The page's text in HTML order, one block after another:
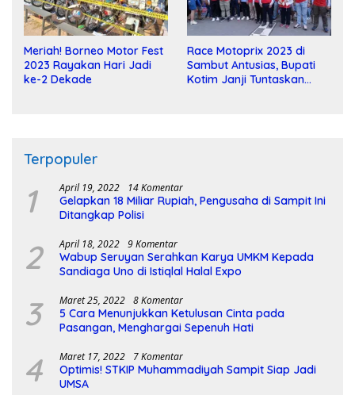
Meriah! Borneo Motor Fest
2023 Rayakan Hari Jadi
ke-2 Dekade
Race Motoprix 2023 di
Sambut Antusias, Bupati
Kotim Janji Tuntaskan
Terpopuler
1 April 19, 2022 14 Komentar
Gelapkan 18 Miliar Rupiah, Pengusaha di Sampit Ini
Ditangkap Polisi
2 April 18, 2022 9 Komentar
Wabup Seruyan Serahkan Karya UMKM Kepada
Sandiaga Uno di Istiqlal Halal Expo
3 Maret 25, 2022 8 Komentar
5 Cara Menunjukkan Ketulusan Cinta pada
Pasangan, Menghargai Sepenuh Hati
4 Maret 17, 2022 7 Komentar
Optimis! STKIP Muhammadiyah Sampit Siap Jadi
UMSA